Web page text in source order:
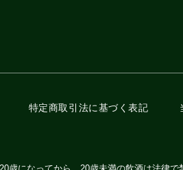
特定商取引法に基づく表記
歳になってから。20歳未満の飲酒は法律で